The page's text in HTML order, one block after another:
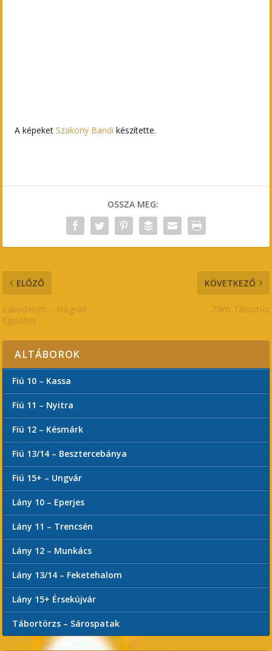
A képeket Szakony Bandi készítette.
OSSZA MEG:
ELŐZŐ
Lakodalom – Nógrád
Együttes
KÖVETKEZŐ
Záró Tábortűz
ALTÁBOROK
Fiú 10 – Kassa
Fiú 11 – Nyitra
Fiú 12 – Késmárk
Fiú 13/14 – Besztercebánya
Fiú 15+ – Ungvár
Lány 10 – Eperjes
Lány 11 – Trencsén
Lány 12 – Munkács
Lány 13/14 – Feketehalom
Lány 15+ Érsekújvár
Tábortörzs – Sárospatak